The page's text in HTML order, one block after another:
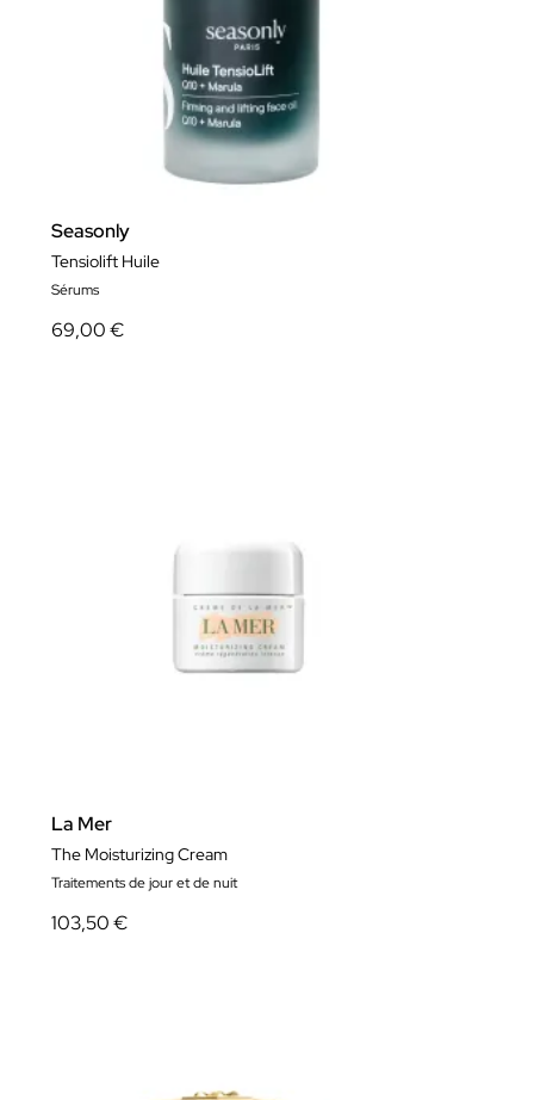
Seasonly
Tensiolift Huile
Sérums
69,00 €
La Mer
The Moisturizing Cream
Traitements de jour et de nuit
103,50 €